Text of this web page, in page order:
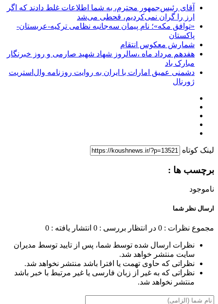
آقای رئیس‌جمهور محترم، به شما اطلاعات غلط دادند که اگر
ارز را گران نمی‌کردیم، قحطی می‌شد
«توافق مکه»؛ نام پیمان سه‌جانبه نظامی ترکیه-عربستان-
پاکستان
شمارش معکوس انتقام
هفدهم مرداد ماه ،سالروز شهاد شهید صارمی و روز خبرنگار
مبارک باد
دشمنی عمیق امارات با ایران به روایت روزنامه وال‌استریت
ژورنال
لینک کوتاه
برچسب ها :
ناموجود
ارسال نظر شما
مجموع نظرات : 0 در انتظار بررسی : 0 انتشار یافته : 0
نظرات ارسال شده توسط شما، پس از تایید توسط مدیران
سایت منتشر خواهد شد.
نظراتی که حاوی تهمت یا افترا باشد منتشر نخواهد شد.
نظراتی که به غیر از زبان فارسی یا غیر مرتبط با خبر باشد
منتشر نخواهد شد.